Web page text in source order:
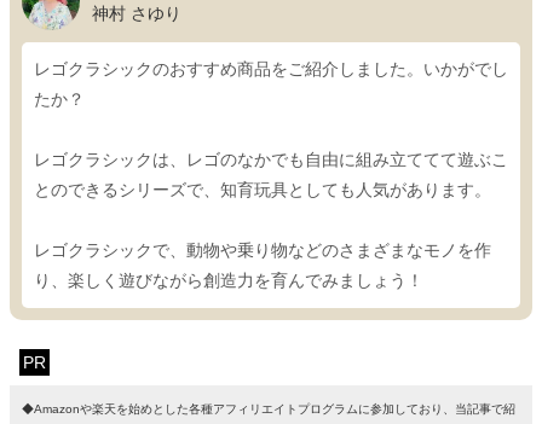
神村 さゆり
レゴクラシックのおすすめ商品をご紹介しました。いかがでし
たか？
レゴクラシックは、レゴのなかでも自由に組み立ててて遊ぶこ
とのできるシリーズで、知育玩具としても人気があります。
レゴクラシックで、動物や乗り物などのさまざまなモノを作
り、楽しく遊びながら創造力を育んでみましょう！
PR
◆Amazonや楽天を始めとした各種アフィリエイトプログラムに参加しており、当記事で紹